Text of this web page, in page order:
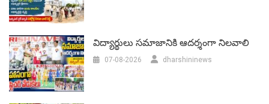
విద్యార్థులు సమాజానికి ఆదర్శంగా నిలవాలి
07-08-2026 dharshininews